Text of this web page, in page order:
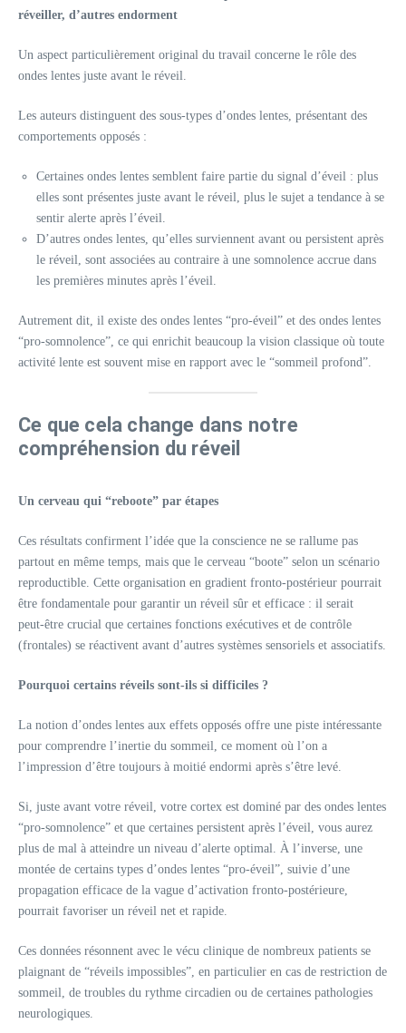
réveiller, d’autres endorment
Un aspect particulièrement original du travail concerne le rôle des
ondes lentes juste avant le réveil.
Les auteurs distinguent des sous‑types d’ondes lentes, présentant des
comportements opposés :
Certaines ondes lentes semblent faire partie du signal d’éveil : plus
elles sont présentes juste avant le réveil, plus le sujet a tendance à se
sentir alerte après l’éveil.
D’autres ondes lentes, qu’elles surviennent avant ou persistent après
le réveil, sont associées au contraire à une somnolence accrue dans
les premières minutes après l’éveil.
Autrement dit, il existe des ondes lentes “pro‑éveil” et des ondes lentes
“pro‑somnolence”, ce qui enrichit beaucoup la vision classique où toute
activité lente est souvent mise en rapport avec le “sommeil profond”.
Ce que cela change dans notre
compréhension du réveil
Un cerveau qui “reboote” par étapes
Ces résultats confirment l’idée que la conscience ne se rallume pas
partout en même temps, mais que le cerveau “boote” selon un scénario
reproductible. Cette organisation en gradient fronto‑postérieur pourrait
être fondamentale pour garantir un réveil sûr et efficace : il serait
peut‑être crucial que certaines fonctions exécutives et de contrôle
(frontales) se réactivent avant d’autres systèmes sensoriels et associatifs.
Pourquoi certains réveils sont‑ils si difficiles ?
La notion d’ondes lentes aux effets opposés offre une piste intéressante
pour comprendre l’inertie du sommeil, ce moment où l’on a
l’impression d’être toujours à moitié endormi après s’être levé.
Si, juste avant votre réveil, votre cortex est dominé par des ondes lentes
“pro‑somnolence” et que certaines persistent après l’éveil, vous aurez
plus de mal à atteindre un niveau d’alerte optimal. À l’inverse, une
montée de certains types d’ondes lentes “pro‑éveil”, suivie d’une
propagation efficace de la vague d’activation fronto‑postérieure,
pourrait favoriser un réveil net et rapide.
Ces données résonnent avec le vécu clinique de nombreux patients se
plaignant de “réveils impossibles”, en particulier en cas de restriction de
sommeil, de troubles du rythme circadien ou de certaines pathologies
neurologiques.